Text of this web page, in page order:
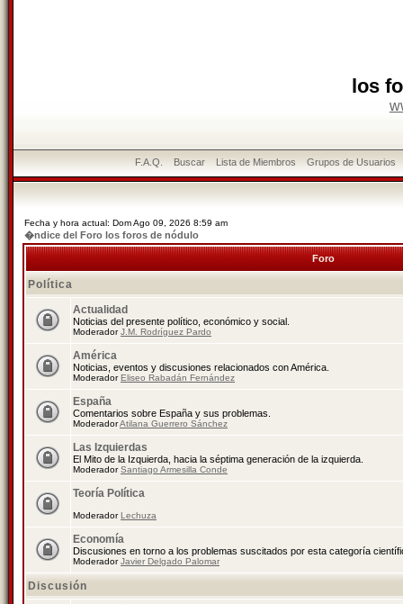
los
F.A.Q. Buscar Lista de Miembros Grupos de Usuarios
Fecha y hora actual: Dom Ago 09, 2026 8:59 am
�ndice del Foro los foros de nódulo
Foro
Política
Actualidad
Noticias del presente político, económico y social.
ModeradorJ.M. Rodríguez Pardo
América
Noticias, eventos y discusiones relacionados con América.
ModeradorEliseo Rabadán Fernández
España
Comentarios sobre España y sus problemas.
ModeradorAtilana Guerrero Sánchez
Las Izquierdas
El Mito de la Izquierda, hacia la séptima generación de la izquierda.
ModeradorSantiago Armesilla Conde
Teoría Política
ModeradorLechuza
Economía
Discusiones en torno a los problemas suscitados por esta categoría
ModeradorJavier Delgado Palomar
Discusión